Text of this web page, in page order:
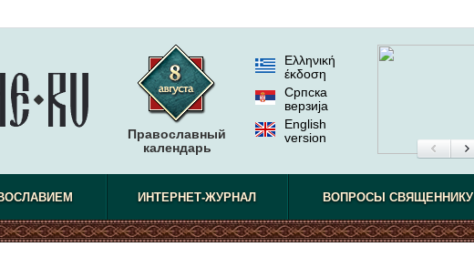
Православный
календарь
Ελληνική
έκδοση
Српска
верзиjа
English
version
ИНТЕРНЕТ-ЖУРНАЛ ВОПРОСЫ СВЯЩЕННИКУ